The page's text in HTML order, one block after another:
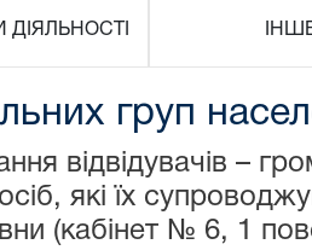
груп
відвідувачів –
які їх
(кабінет № 6, 1